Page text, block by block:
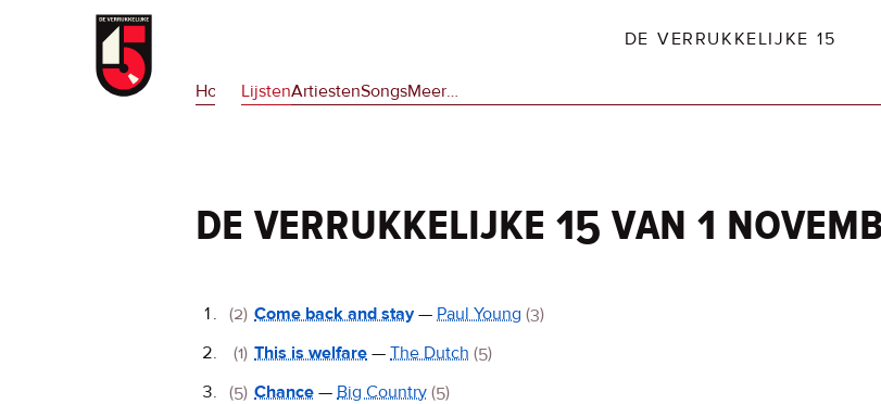
Overslaan
naar
DE VERRUKKELIJKE 15
Hoofdnavigatie
Home LijstenArtiestenSongsMeerop
nporadio2.nl
…
de verrukkelijke 15 van 1
De
Verrukkelijke
15
(2) Come back and stay— Paul Young (3)
(1) This is welfare — The Dutch (5)
(5) Chance — Big Country (5)